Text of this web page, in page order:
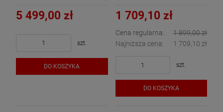
5 499,00 zł
szt.
DO KOSZYKA
1 709,10 zł
Cena regularna:
1 899,00 zł
Najniższa cena:
1 709,10 zł
szt.
DO KOSZYKA